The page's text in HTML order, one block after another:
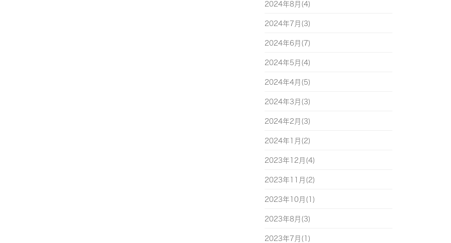
2024年8月(4)
2024年7月(3)
2024年6月(7)
2024年5月(4)
2024年4月(5)
2024年3月(3)
2024年2月(3)
2024年1月(2)
2023年12月(4)
2023年11月(2)
2023年10月(1)
2023年8月(3)
2023年7月(1)